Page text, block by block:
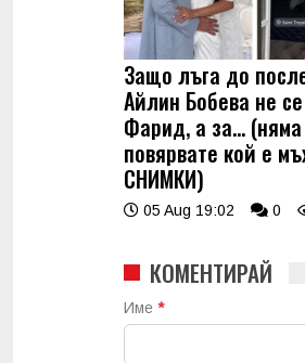
Защо лъга до
Айлин Бобева не
Фарид, а за...
повярвате кой е
СНИМКИ)
05 Aug 19:02 0
КОМЕНТИРАЙ
Име *